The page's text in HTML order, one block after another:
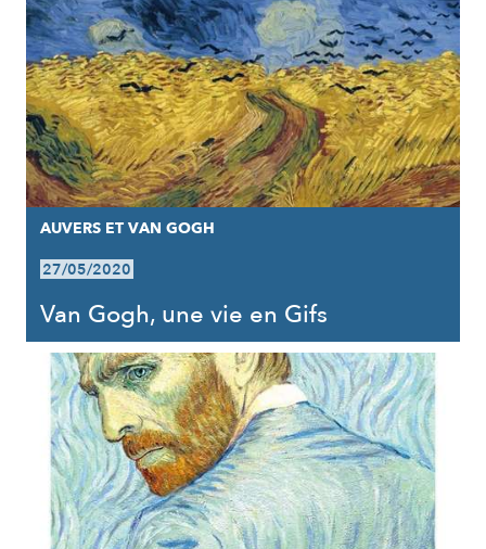
AUVERS ET VAN GOGH
27/05/2020
Van Gogh, une vie en Gifs